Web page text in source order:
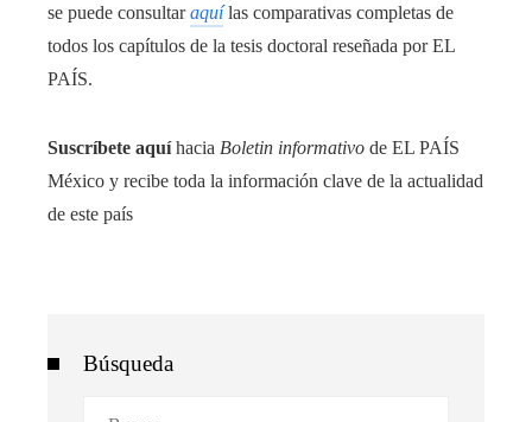
se puede consultaraquílas comparativas completas de
todos los capítulos de la tesis doctoral reseñada por EL
PAÍS.
Suscríbete aquí hacia Boletin informativo de EL PAÍS
México y recibe toda la información clave de la actualidad
de este país
Búsqueda